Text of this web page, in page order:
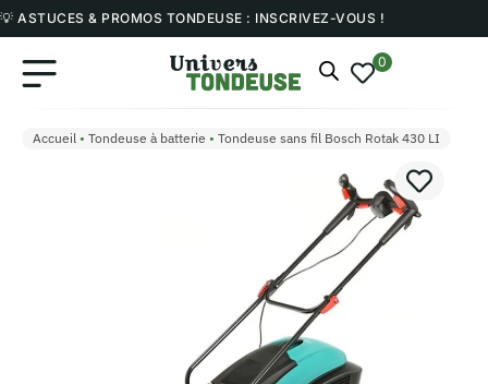
💡 ASTUCES & PROMOS TONDEUSE : INSCRIVEZ-VOUS !
0
Accueil • Tondeuse à batterie • Tondeuse sans fil Bosch Rotak 430 LI